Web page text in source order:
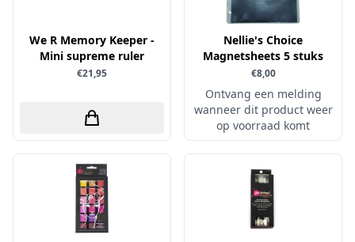
Kleurlab
Olba
Simple and Basic
We R Memory Keeper -
Mini supreme ruler
€21,95
Nellie's Choice
Magnetsheets 5 stuks
€8,00
Ontvang een melding
wanneer dit product weer
op voorraad komt